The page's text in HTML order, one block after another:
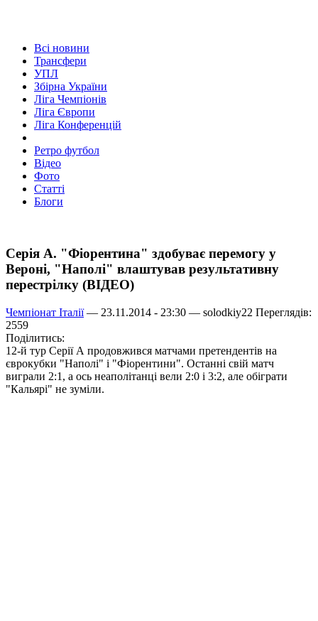
Всі новини
Трансфери
УПЛ
Збірна України
Ліга Чемпіонів
Ліга Європи
Ліга Конференцій
Ретро футбол
Відео
Фото
Статті
Блоги
Серія А. "Фіорентина" здобуває перемогу у
Вероні, "Наполі" влаштував результативну
перестрілку (ВІДЕО)
Чемпіонат Італії— 23.11.2014 - 23:30 — solodkiy22 Переглядів:
2559
Поділитись:
12-й тур Серії А продовжився матчами претендентів на
єврокубки "Наполі" і "Фіорентини". Останні свій матч
виграли 2:1, а ось неаполітанці вели 2:0 і 3:2, але обіграти
"Кальярі" не зуміли.